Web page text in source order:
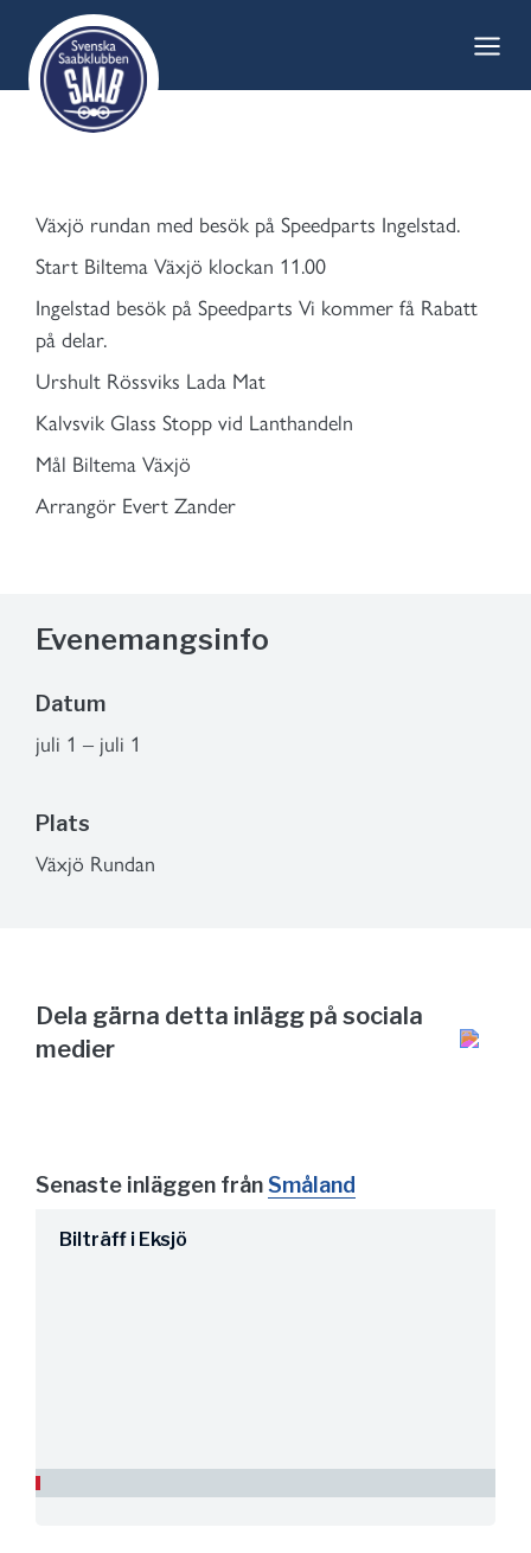
content
Växjö rundan med besök på Speedparts Ingelstad.
Start Biltema Växjö klockan 11.00
Ingelstad besök på Speedparts Vi kommer få Rabatt
på delar.
Urshult Rössviks Lada Mat
Kalvsvik Glass Stopp vid Lanthandeln
Mål Biltema Växjö
Arrangör Evert Zander
Evenemangsinfo
Datum
juli 1 – juli 1
Plats
Växjö Rundan
Dela gärna detta inlägg på sociala
medier
Senaste inläggen frånSmåland
Bilträff i Eksjö